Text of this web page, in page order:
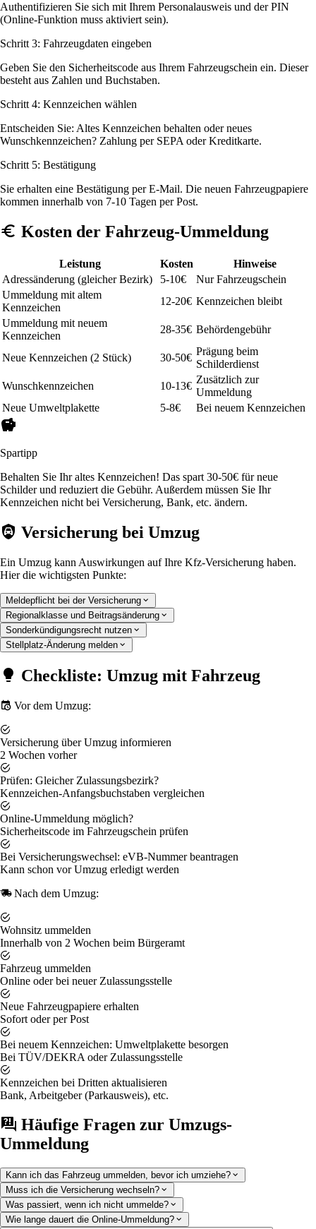
Authentifizieren Sie sich mit Ihrem Personalausweis und der PIN
(Online-Funktion muss aktiviert sein).
Schritt 3: Fahrzeugdaten eingeben
Geben Sie den Sicherheitscode aus Ihrem Fahrzeugschein ein. Dieser
besteht aus Zahlen und Buchstaben.
Schritt 4: Kennzeichen wählen
Entscheiden Sie: Altes Kennzeichen behalten oder neues
Wunschkennzeichen? Zahlung per SEPA oder Kreditkarte.
Schritt 5: Bestätigung
Sie erhalten eine Bestätigung per E-Mail. Die neuen Fahrzeugpapiere
kommen innerhalb von 7-10 Tagen per Post.
Kosten der Fahrzeug-Ummeldung
Leistung Kosten
Hinweise
Adressänderung (gleicher Bezirk)
5-10€
Nur Fahrzeugschein
Ummeldung mit altem
Kennzeichen
12-20€ Kennzeichen bleibt
Ummeldung mit neuem
Kennzeichen
28-35€ Behördengebühr
Neue Kennzeichen (2 Stück) 30-50€
Prägung beim
Schilderdienst
Wunschkennzeichen
10-13€
Zusätzlich zur
Ummeldung
Neue Umweltplakette
5-8€ Bei neuem Kennzeichen
Spartipp
Behalten Sie Ihr altes Kennzeichen! Das spart 30-50€ für neue
Schilder und reduziert die Gebühr. Außerdem müssen Sie Ihr
Kennzeichen nicht bei Versicherung, Bank, etc. ändern.
Versicherung bei Umzug
Ein Umzug kann Auswirkungen auf Ihre Kfz-Versicherung haben.
Hier die wichtigsten Punkte:
Meldepflicht bei der Versicherung
Regionalklasse und Beitragsänderung
Sonderkündigungsrecht nutzen
Stellplatz-Änderung melden
Checkliste: Umzug mit Fahrzeug
Vor dem Umzug:
Versicherung über Umzug informieren
2 Wochen vorher
Prüfen: Gleicher Zulassungsbezirk?
Kennzeichen-Anfangsbuchstaben vergleichen
Online-Ummeldung möglich?
Sicherheitscode im Fahrzeugschein prüfen
Bei Versicherungswechsel: eVB-Nummer beantragen
Kann schon vor Umzug erledigt werden
Nach dem Umzug:
Wohnsitz ummelden
Innerhalb von 2 Wochen beim Bürgeramt
Fahrzeug ummelden
Online oder bei neuer Zulassungsstelle
Neue Fahrzeugpapiere erhalten
Sofort oder per Post
Bei neuem Kennzeichen: Umweltplakette besorgen
Bei TÜV/DEKRA oder Zulassungsstelle
Kennzeichen bei Dritten aktualisieren
Bank, Arbeitgeber (Parkausweis), etc.
Häufige Fragen zur Umzugs-
Ummeldung
Kann ich das Fahrzeug ummelden, bevor ich umziehe?
Muss ich die Versicherung wechseln?
Was passiert, wenn ich nicht ummelde?
Wie lange dauert die Online-Ummeldung?